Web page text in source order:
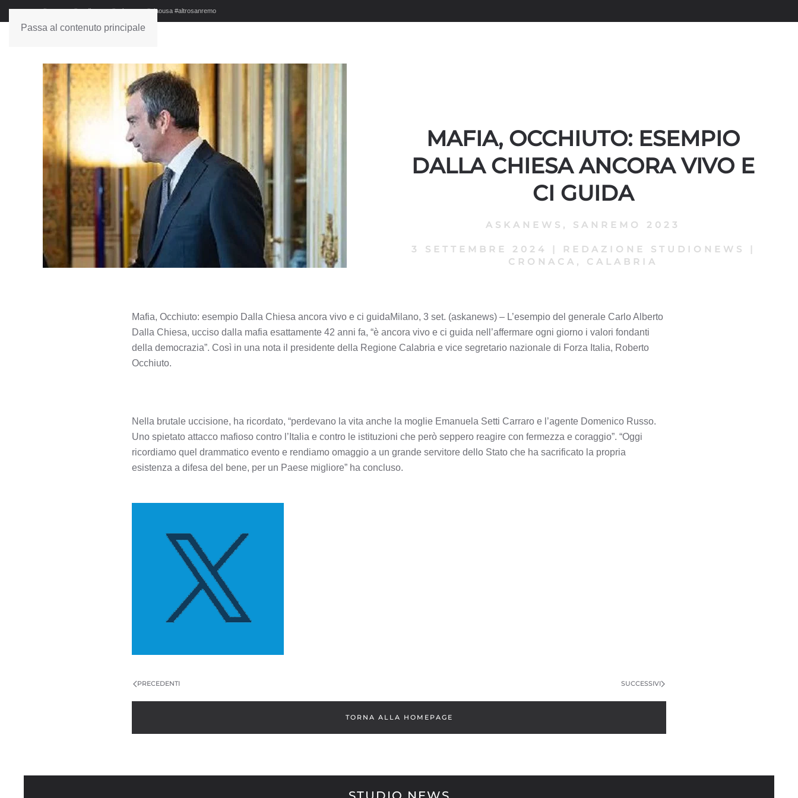
Passa al contenuto principale
#sanremo #studionews #askanews #ciaousa #altrosanremo
MAFIA, OCCHIUTO: ESEMPIO
DALLA CHIESA ANCORA VIVO E
CI GUIDA
ASKANEWS , SANREMO 2023
3 SETTEMBRE 2024 | REDAZIONE STUDIONEWS
|
CRONACA, CALABRIA
Mafia, Occhiuto: esempio Dalla Chiesa ancora vivo e ci guidaMilano, 3 set. (askanews) – L’esempio del generale Carlo Alberto
Dalla Chiesa, ucciso dalla mafia esattamente 42 anni fa, “è ancora vivo e ci guida nell’affermare ogni giorno i valori fondanti
della democrazia”. Così in una nota il presidente della Regione Calabria e vice segretario nazionale di Forza Italia, Roberto
Occhiuto.
Nella brutale uccisione, ha ricordato, “perdevano la vita anche la moglie Emanuela Setti Carraro e l’agente Domenico Russo.
Uno spietato attacco mafioso contro l’Italia e contro le istituzioni che però seppero reagire con fermezza e coraggio”. “Oggi
ricordiamo quel drammatico evento e rendiamo omaggio a un grande servitore dello Stato che ha sacrificato la propria
esistenza a difesa del bene, per un Paese migliore” ha concluso.
PRECEDENTI SUCCESSIVI
TORNA ALLA HOMEPAGE